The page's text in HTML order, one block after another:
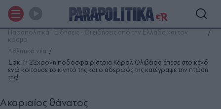
Παραπολιτικά | Ειδήσεις - Οι ειδήσεις από την Ελλάδα και τον
κόσμο
Αθλητικά νέα
Σοκ: Η 22χρονη ποδοσφαιρίστρια Κάρολ Ολιβέιρα έπεσε στο κενό
ενώ κοιτούσε το κινητό της και ο αδερφός της κατέγραψε την πτώση
της!
Ακαριαίος θάνατος